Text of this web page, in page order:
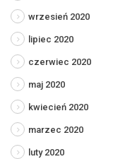
wrzesień 2020
lipiec 2020
czerwiec 2020
maj 2020
kwiecień 2020
marzec 2020
luty 2020